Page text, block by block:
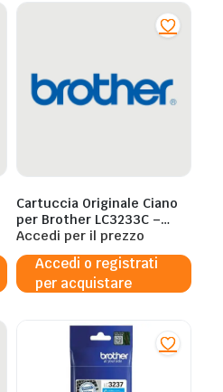
Cartuccia Originale Ciano
per Brother LC3233C –
1500 Pagine al 5%
Accedi per il prezzo
Accedi o registrati
per acquistare